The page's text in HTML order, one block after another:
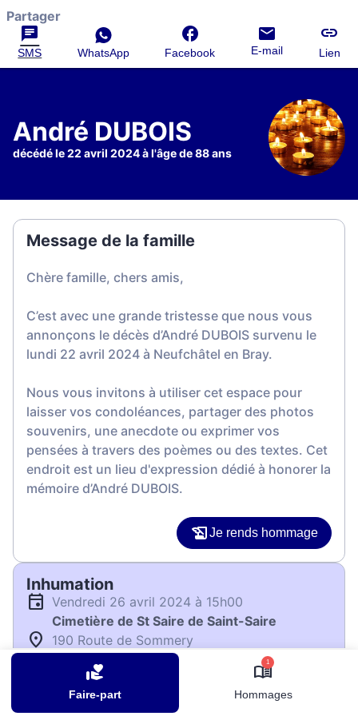
Faire-part
1
Hommages
Partager
SMS WhatsApp Facebook E-mail Lien
André DUBOIS
décédé le 22 avril 2024 à l'âge de 88 ans
Message de la famille
Chère famille, chers amis,
C’est avec une grande tristesse que nous vous
annonçons le décès d’André DUBOIS survenu le
lundi 22 avril 2024 à Neufchâtel en Bray.
Nous vous invitons à utiliser cet espace pour
laisser vos condoléances, partager des photos
souvenirs, une anecdote ou exprimer vos
pensées à travers des poèmes ou des textes. Cet
endroit est un lieu d'expression dédié à honorer la
mémoire d’André DUBOIS.
Je rends hommage
Inhumation
vendredi 26 avril 2024 à 15h00
Cimetière de St Saire de Saint-Saire
190 Route de Sommery